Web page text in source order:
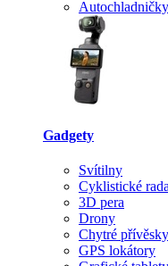
Autochladničky
Gadgety
Svítilny
Cyklistické
3D pera
Drony
Chytré přívěsky
GPS lokátory